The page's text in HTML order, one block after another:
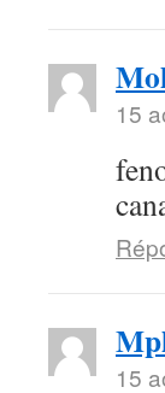
15
15